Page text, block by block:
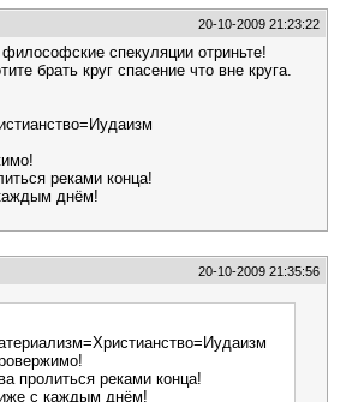
20-10-2009 21:23:22
спекуляции отриньте!
брать круг спасение что вне круга.
реками конца!
днём!
20-10-2009 21:35:56
пролиться реками конца!
с каждым днём!